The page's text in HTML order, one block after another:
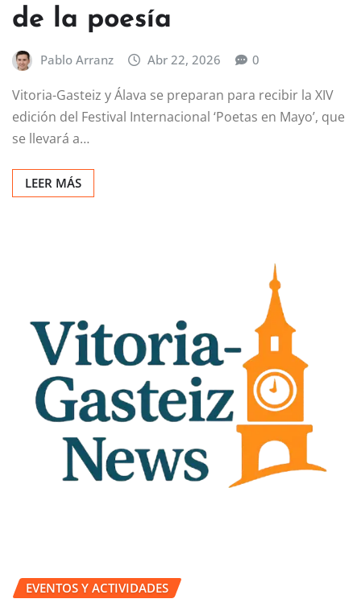
de la poesía
Pablo Arranz Abr 22, 2026 0
Vitoria-Gasteiz y Álava se preparan para recibir la XIV
edición del Festival Internacional ‘Poetas en Mayo’, que
se llevará a…
LEER MÁS
EVENTOS Y ACTIVIDADES